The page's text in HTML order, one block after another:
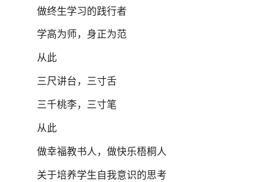
做终生学习的践行者
学高为师，身正为范
从此
三尺讲台，三寸舌
三千桃李，三寸笔
从此
做幸福教书人，做快乐梧桐人
关于培养学生自我意识的思考